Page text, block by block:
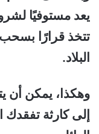
يعد مستوفيًا
تتخذ قرارًا بسحب
البلاد.
وهكذا، يمكن أن
إلى كارثة تفقدك